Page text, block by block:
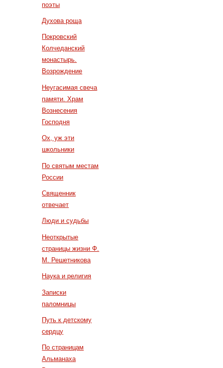
поэты
Духова роща
Покровский
Колчеданский
монастырь.
Возрождение
Неугасимая свеча
памяти. Храм
Вознесения
Господня
Ох, уж эти
школьники
По святым местам
России
Священник
отвечает
Люди и судьбы
Неоткрытые
страницы жизни Ф.
М. Решетникова
Наука и религия
Записки
паломницы
Путь к детскому
сердцу
По страницам
Альманаха